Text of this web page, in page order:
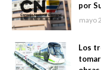
por
mayo
Los